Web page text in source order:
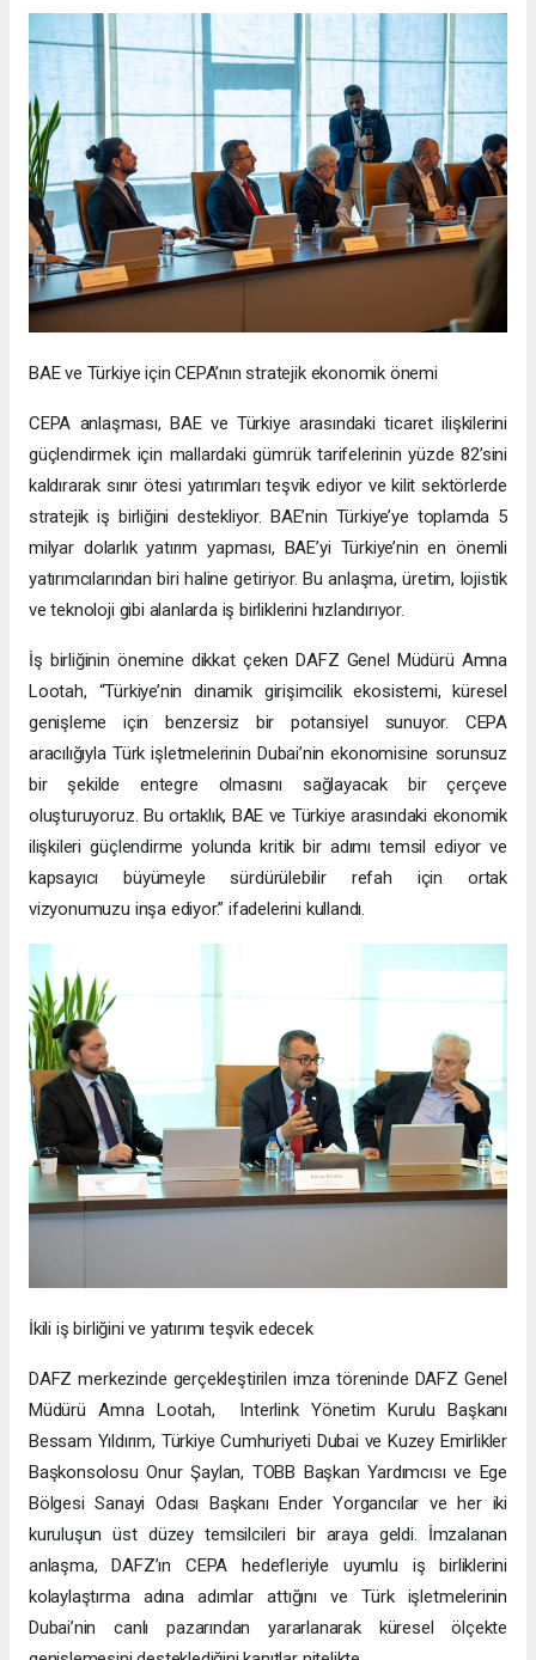
BAE ve Türkiye için CEPA’nın stratejik ekonomik önemi
CEPA anlaşması, BAE ve Türkiye arasındaki ticaret ilişkilerini
güçlendirmek için mallardaki gümrük tarifelerinin yüzde 82’sini
kaldırarak sınır ötesi yatırımları teşvik ediyor ve kilit sektörlerde
stratejik iş birliğini destekliyor. BAE’nin Türkiye’ye toplamda 5
milyar dolarlık yatırım yapması, BAE’yi Türkiye’nin en önemli
yatırımcılarından biri haline getiriyor. Bu anlaşma, üretim, lojistik
ve teknoloji gibi alanlarda iş birliklerini hızlandırıyor.
İş birliğinin önemine dikkat çeken DAFZ Genel Müdürü Amna
Lootah, “Türkiye’nin dinamik girişimcilik ekosistemi, küresel
genişleme için benzersiz bir potansiyel sunuyor. CEPA
aracılığıyla Türk işletmelerinin Dubai’nin ekonomisine sorunsuz
bir şekilde entegre olmasını sağlayacak bir çerçeve
oluşturuyoruz. Bu ortaklık, BAE ve Türkiye arasındaki ekonomik
ilişkileri güçlendirme yolunda kritik bir adımı temsil ediyor ve
kapsayıcı büyümeyle sürdürülebilir refah için ortak
vizyonumuzu inşa ediyor.” ifadelerini kullandı.
İkili iş birliğini ve yatırımı teşvik edecek
DAFZ merkezinde gerçekleştirilen imza töreninde DAFZ Genel
Müdürü Amna Lootah, Interlink Yönetim Kurulu Başkanı
Bessam Yıldırım, Türkiye Cumhuriyeti Dubai ve Kuzey Emirlikler
Başkonsolosu Onur Şaylan, TOBB Başkan Yardımcısı ve Ege
Bölgesi Sanayi Odası Başkanı Ender Yorgancılar ve her iki
kuruluşun üst düzey temsilcileri bir araya geldi. İmzalanan
anlaşma, DAFZ’ın CEPA hedefleriyle uyumlu iş birliklerini
kolaylaştırma adına adımlar attığını ve Türk işletmelerinin
Dubai’nin canlı pazarından yararlanarak küresel ölçekte